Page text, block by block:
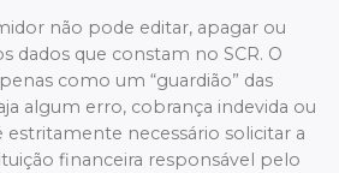
não pode editar, apagar ou
dados que constam no SCR. O
como um “guardião” das
algum erro, cobrança indevida ou
estritamente necessário solicitar a
financeira responsável pelo